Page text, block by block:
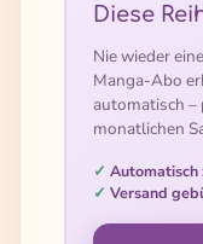
Diese
Nie wieder
Manga-Abo
automatisch
monatlichen
Automatisch
Versand